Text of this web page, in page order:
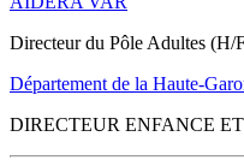
Directeur du Pôle Adultes (H/
Département de la Haute-
DIRECTEUR ENFANCE